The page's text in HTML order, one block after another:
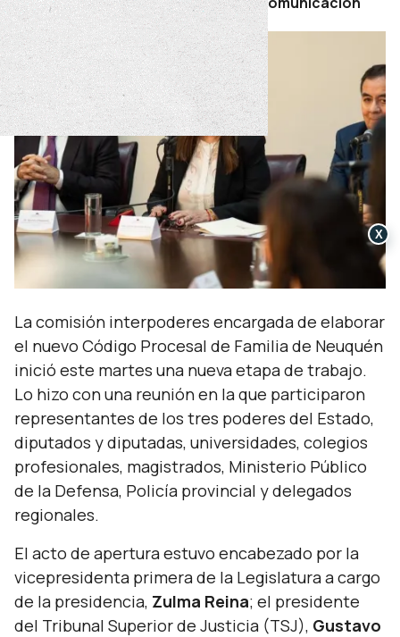
La comisión interpoderes encargada de elaborar
el nuevo Código Procesal de Familia de Neuquén
inició este martes una nueva etapa de trabajo.
Lo hizo con una reunión en la que participaron
representantes de los tres poderes del Estado,
diputados y diputadas, universidades, colegios
profesionales, magistrados, Ministerio Público
de la Defensa, Policía provincial y delegados
regionales.
El acto de apertura estuvo encabezado por la
vicepresidenta primera de la Legislatura a cargo
de la presidencia, Zulma Reina; el presidente
del Tribunal Superior de Justicia (TSJ), Gustavo
X